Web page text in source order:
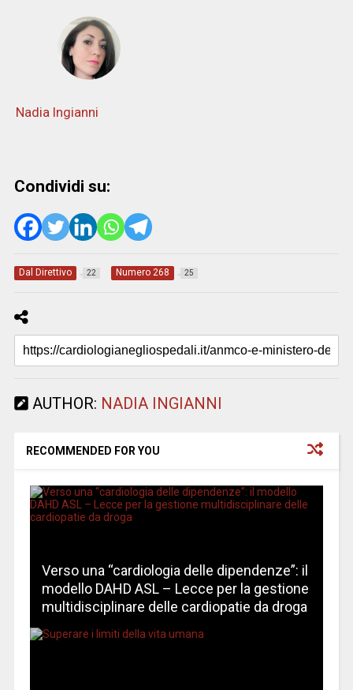
Nadia Ingianni
Condividi su:
Dal Direttivo 22 Numero 268 25
AUTHOR: NADIA INGIANNI
RECOMMENDED FOR YOU
Verso una “cardiologia delle dipendenze”: il
modello DAHD ASL – Lecce per la gestione
multidisciplinare delle cardiopatie da droga